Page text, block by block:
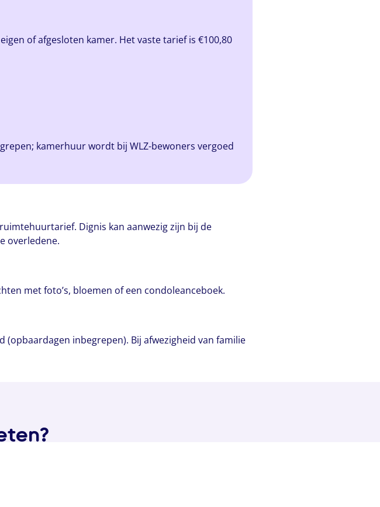
of afgesloten kamer. Het vaste tarief is €100,80
kamerhuur wordt bij WLZ-bewoners vergoed
Dignis kan aanwezig zijn bij de
overledene.
met foto’s, bloemen of een condoleanceboek.
inbegrepen). Bij afwezigheid van familie